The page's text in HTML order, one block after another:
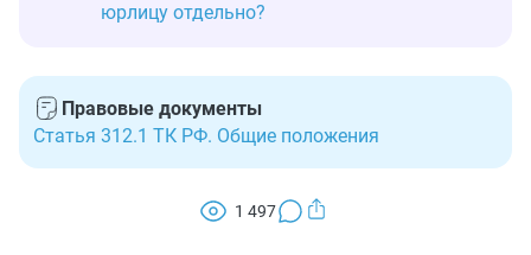
юрлицу отдельно?
Правовые документы
Статья 312.1 ТК РФ. Общие положения
1 497